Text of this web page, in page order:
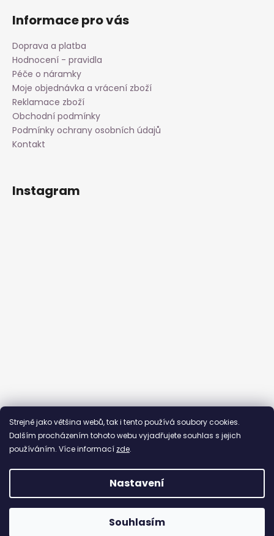
Strejně jako většina webů, tak i tento používá soubory cookies.
Dalším procházením tohoto webu vyjadřujete souhlas s jejich
používáním. Více informací zde.
Nastavení
Souhlasím
Informace pro vás
Doprava a platba
Hodnocení - pravidla
Péče o náramky
Moje objednávka a vrácení zboží
Reklamace zboží
Obchodní podmínky
Podmínky ochrany osobních údajů
Kontakt
Instagram
Sledovat na Instagramu
Copyright 2026By Evka. Všechna práva vyhrazena.
Upravit nastavení cookies